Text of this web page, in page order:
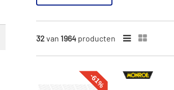
32van 1964 producten
-61%